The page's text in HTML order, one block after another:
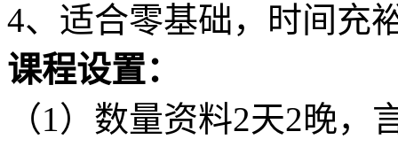
4、适合零基础，时间充
课程设置：
（1）数量资料2天2晚